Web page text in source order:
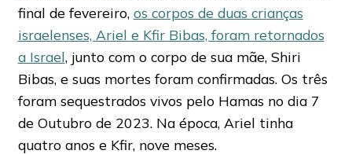
final de fevereiro, os corpos de duas crianças
israelenses, Ariel e Kfir Bibas, foram retornados
a Israel, junto com o corpo de sua mãe, Shiri
Bibas, e suas mortes foram confirmadas. Os três
foram sequestrados vivos pelo Hamas no dia 7
de Outubro de 2023. Na época, Ariel tinha
quatro anos e Kfir, nove meses.